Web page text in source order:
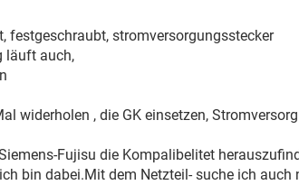
festgeschraubt, stromversorgungsstecker
läuft auch,
widerholen , die GK einsetzen,
Fujisu die Kompalibelitet
bin dabei.Mit dem Netzteil- suche ich auch